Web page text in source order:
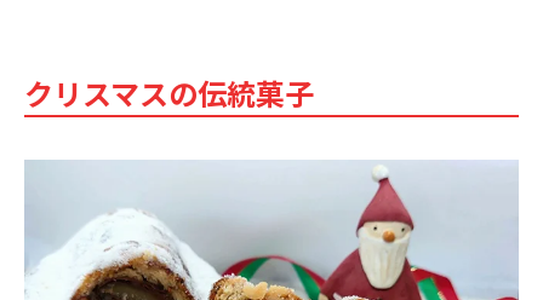
クリスマスの伝統菓子